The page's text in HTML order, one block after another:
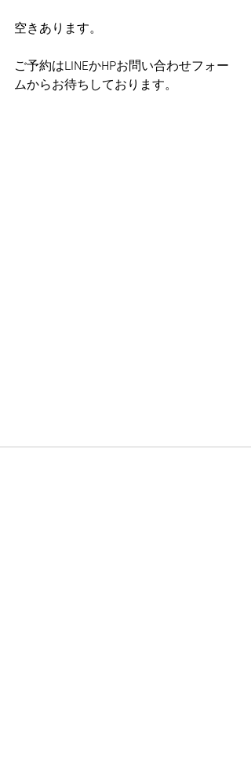
空きあります。
ご予約はLINEかHPお問い合わせフォー
ムからお待ちしております。